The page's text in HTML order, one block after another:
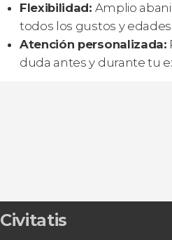
Flexibilidad: Amplio
todos los gustos y edades.
Atención personalizada:
duda antes y durante tu
Civitatis